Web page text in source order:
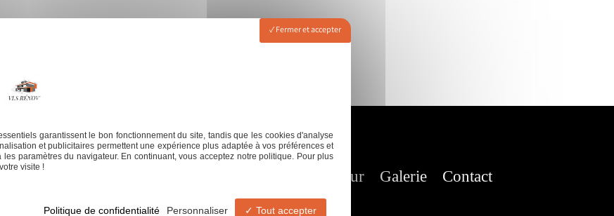
Revêtement de mur Galerie Contact
Fermer et accepter
garantissent le bon fonctionnement du site, tandis que les cookies d'analyse
et publicitaires permettent une expérience plus adaptée à vos préférences et
paramètres du navigateur. En continuant, vous acceptez notre politique. Pour plus
visite !
Tout accepter
Personnaliser
Politique de confidentialité